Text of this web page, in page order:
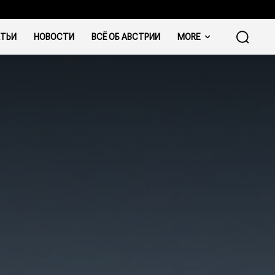
НОВОСТИ ВСЁ ОБ АВСТРИИ MORE